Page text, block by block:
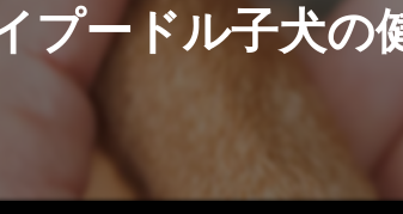
プードル子犬の